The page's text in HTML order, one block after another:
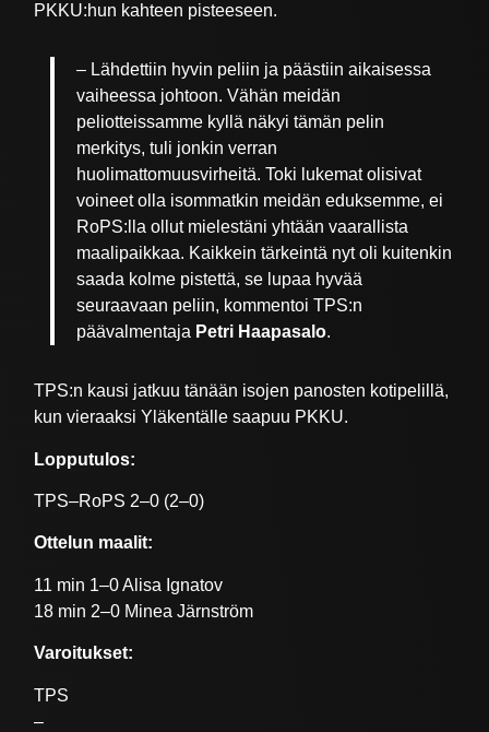
PKKU:hun kahteen pisteeseen.
– Lähdettiin hyvin peliin ja päästiin aikaisessa
vaiheessa johtoon. Vähän meidän
peliotteissamme kyllä näkyi tämän pelin
merkitys, tuli jonkin verran
huolimattomuusvirheitä. Toki lukemat olisivat
voineet olla isommatkin meidän eduksemme, ei
RoPS:lla ollut mielestäni yhtään vaarallista
maalipaikkaa. Kaikkein tärkeintä nyt oli kuitenkin
saada kolme pistettä, se lupaa hyvää
seuraavaan peliin, kommentoi TPS:n
päävalmentaja Petri Haapasalo.
TPS:n kausi jatkuu tänään isojen panosten kotipelillä,
kun vieraaksi Yläkentälle saapuu PKKU.
Lopputulos:
TPS–RoPS 2–0 (2–0)
Ottelun maalit:
11 min 1–0 Alisa Ignatov
18 min 2–0 Minea Järnström
Varoitukset:
TPS
–